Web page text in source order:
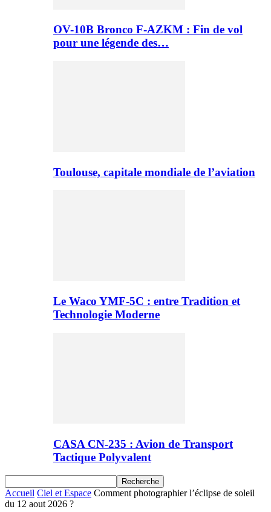
OV-10B Bronco F-AZKM : Fin de vol
pour une légende des…
Toulouse, capitale mondiale de l’aviation
Le Waco YMF-5C : entre Tradition et
Technologie Moderne
CASA CN-235 : Avion de Transport
Tactique Polyvalent
Accueil Ciel et Espace Comment photographier l’éclipse de soleil
du 12 aout 2026 ?